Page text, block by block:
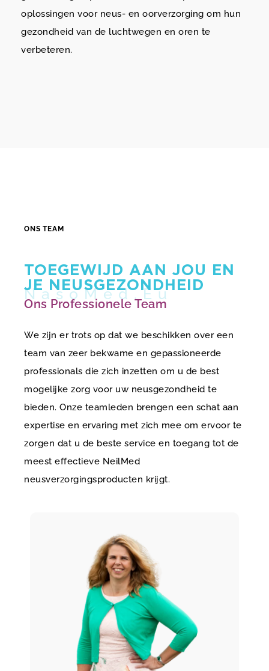
oplossingen voor neus- en oorverzorging om hun
gezondheid van de luchtwegen en oren te
verbeteren.
ONS TEAM
TOEGEWIJD AAN JOU EN
JE NEUSGEZONDHEID
Ons Professionele Team
We zijn er trots op dat we beschikken over een
team van zeer bekwame en gepassioneerde
professionals die zich inzetten om u de best
mogelijke zorg voor uw neusgezondheid te
bieden. Onze teamleden brengen een schat aan
expertise en ervaring met zich mee om ervoor te
zorgen dat u de beste service en toegang tot de
meest effectieve NeilMed
neusverzorgingsproducten krijgt.